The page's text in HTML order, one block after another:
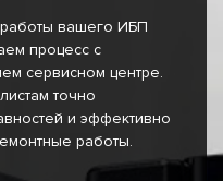
вашего ИБП
процесс с
сервисном центре.
точно
и эффективно
работы.